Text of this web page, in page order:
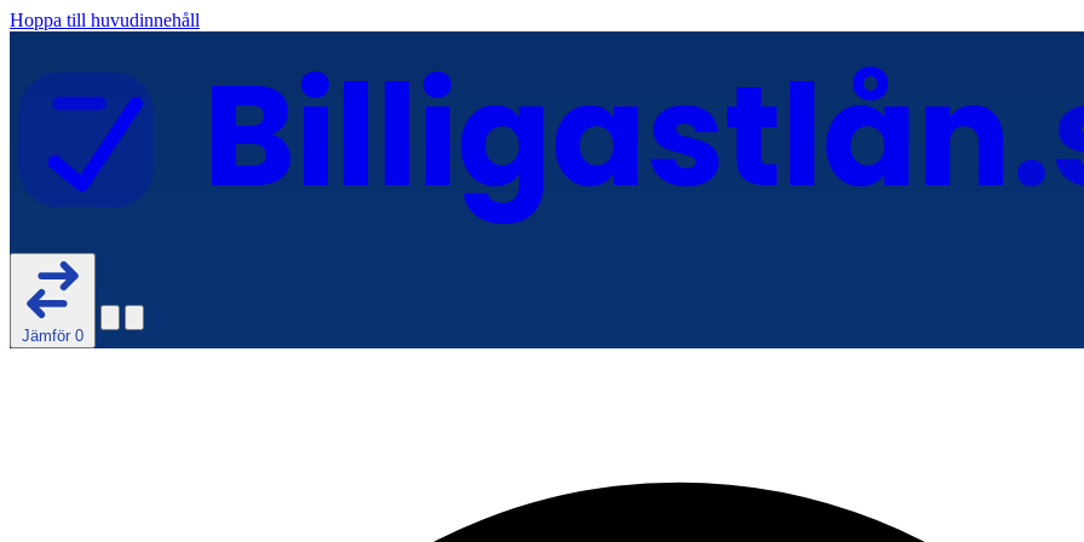
Hoppa till huvudinnehåll
Billigastlån
Jämför 0